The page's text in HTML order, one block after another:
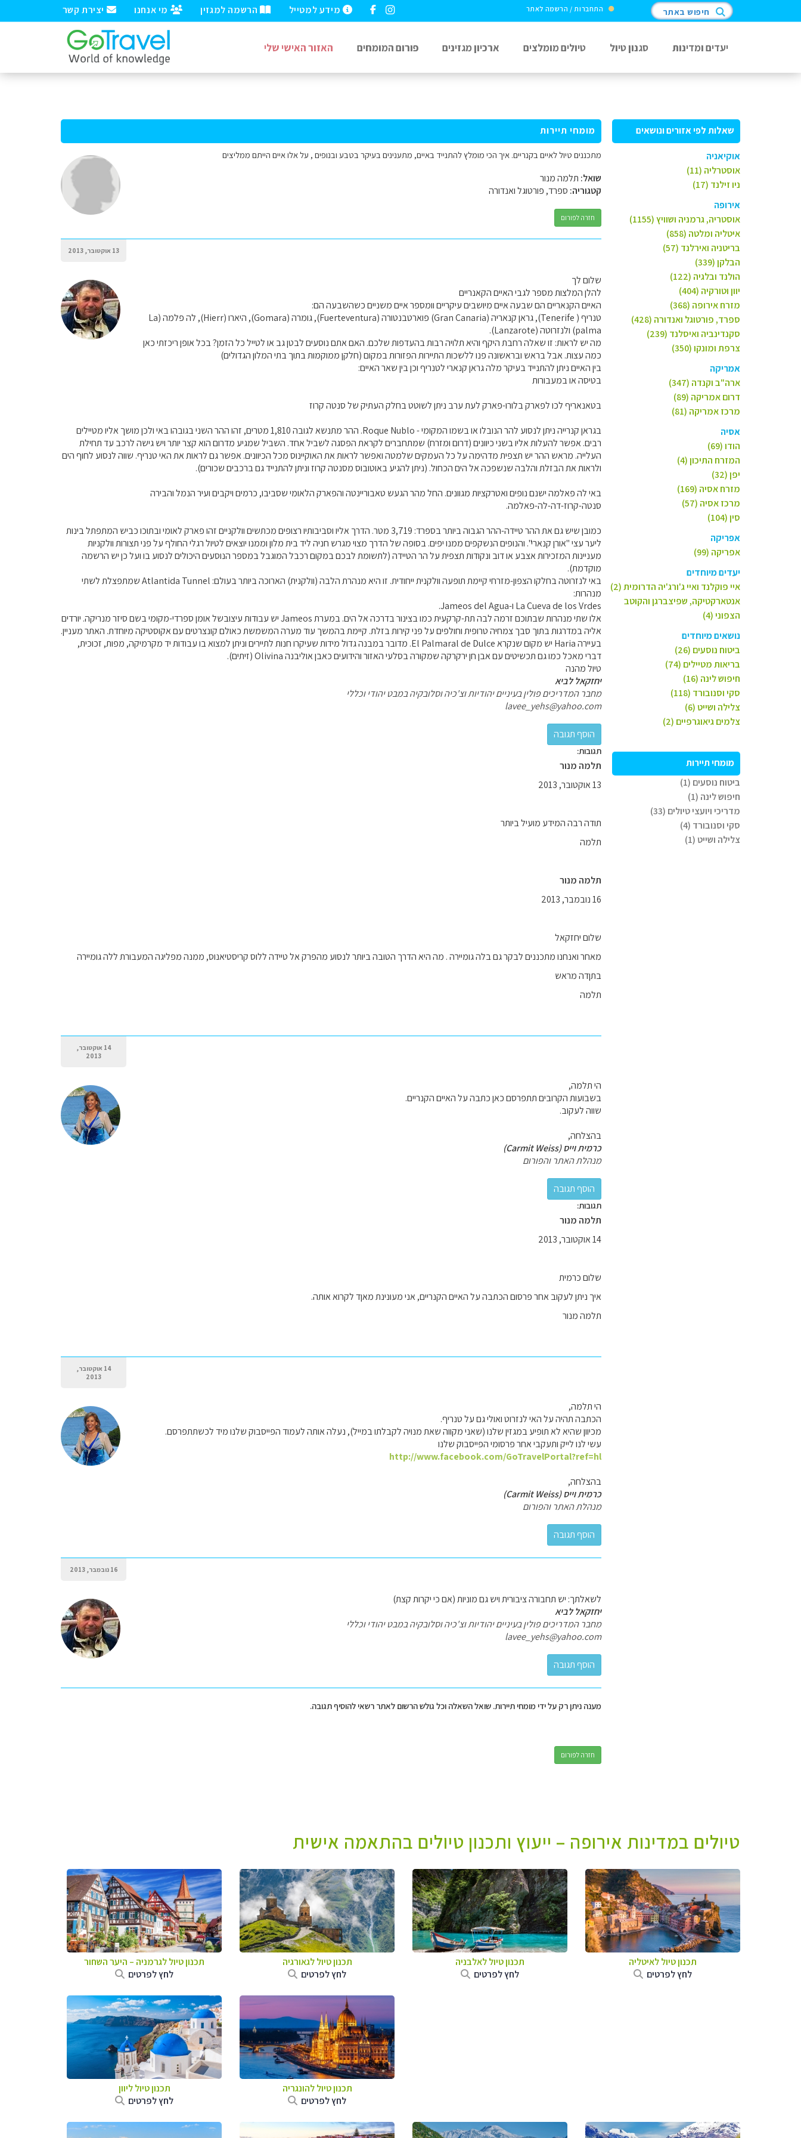
יצירת קשר מי אנחנו הרשמה למגזין מידע למטייל התחברות / הרשמה לאתר חיפוש באתר
יעדים ומדינות סגנון טיול טיולים מומלצים ארכיון מגזינים פורום המומחים האזור האישי שלי
שאלות לפי אזורים ונושאים
אוקיאניה
אוסטרליה (11)
ניו זילנד (17)
אירופה
אוסטריה, גרמניה ושוויץ (1155)
איטליה ומלטה (858)
בריטניה ואירלנד (57)
הבלקן (339)
הולנד ובלגיה (122)
יוון וטורקיה (404)
מזרח אירופה (368)
ספרד, פורטוגל ואנדורה (428)
סקנדינביה ואיסלנד (239)
צרפת ומונקו (350)
אמריקה
ארה"ב וקנדה (347)
דרום אמריקה (89)
מרכז אמריקה (81)
אסיה
הודו (69)
המזרח התיכון (4)
יפן (32)
מזרח אסיה (169)
מרכז אסיה (57)
סין (104)
אפריקה
אפריקה (99)
יעדים מיוחדים
איי פוקלנד ואיי ג'ורג'יה הדרומית (2)
אנטארקטיקה, שפיצברגן והקוטב
הצפוני (4)
נושאים מיוחדים
ביטוח נוסעים (26)
בריאות מטיילים (74)
חיפוש לינה (16)
סקי וסנובורד (118)
צלילה ושייט (6)
צלמים גיאוגרפיים (2)
מומחי תיירות
ביטוח נוסעים (1)
חיפוש לינה (1)
מדריכי ויועצי טיולים (33)
סקי וסנובורד (4)
צלילה ושייט (1)
מומחי תיירות
מתכננים טיול לאיים בקנריים. איך הכי מומלץ להתנייד באיים, מתענינים בעיקר בטבע ובנופים , על אלו איים הייתם ממליצים
שואל: תלמה מנור
קטגוריה: ספרד, פורטוגל ואנדורה
חזרה לפורום
13 אוקטובר, 2013
שלום לך
להלן המלצות מספר לגבי האיים הקאנריים
האיים הקנאריים הם שבעה איים מיושבים עיקריים וומספר איים משניים כשהשבעה הם:
טנריף ( Tenerife), גראן קנאריה (Gran Canaria) פוארטבנטורה (Fuerteventura), גומרה (Gomara), היארו (Hierr), לה פלמה (La
palma) ולנזרוטה (Lanzarote).
מה יש לראות: זו שאלה רחבת היקף והיא תלויה רבות בהעדפות שלכם. האם אתם נוסעים לבטן גב או לטייל כל הזמן? בכל אופן ריכזתי כאן
כמה עצות. אבל בראש ובראשונה פנו ללשכות התיירות הפזורות במקום (חלקן ממוקמות בתוך בתי המלון הגדולים)
בין האיים ניתן להתנייד בעיקר מלה גראן קנארי לטנריף וכן בין שאר האיים:
בטיסה או במעבורות
בטאנאריף לכו לפארק בלורו-פארק לעת ערב ניתן לשוטט בחלק העתיק של סנטה קרוז
בגראן קנרייה ניתן לנסוע להר הנובלו או בשמו המקומי - Roque Nublo. ההר מתנשא לגובה 1,810 מטרים, זהו ההר השני בגובהו באי ולכן מושך אליו מטיילים
רבים. אפשר להעלות אליו בשני כיוונים (דרום ומזרח) שמתחברים לקראת הפסגה לשביל אחד. השביל שמגיע מדרום הוא קצר יותר ויש גישה לרכב עד תחילת
העלייה. מראש ההר יש תצפית מדהימה על כל העמקים שלמטה ואפשר לראות את האוקיינוס מכל הכיוונים. אפשר גם לראות את האי טנריף. שווה לנסוע לחוף הים
ולראות את הבזלת והלבה שנשפכה אל הים הכחול. (ניתן להגיע באוטובוס מסנטה קרוז וניתן להתנייד גם ברכבים שכורים).
באי לה פאלמה ישנם נופים ואטרקציות מגוונים. החל מהר הגעש טאבוריינטה והפארק הלאומי שסביבו, כרמים ויקבים ועיר הנמל והבירה
סנטה-קרוז-דה-לה-פאלמה.
כמובן שיש גם את ההר טיידה-ההר הגבוה ביותר בספרד: 3,719 מטר. הדרך אליו וסביבותיו רצופים מכתשים וולקניים זהו פארק לאומי ובתוכו כביש המתפתל בינות
ליער עצי "אורן קנארי". והנופים הנשקפים ממנו יפים. בסופה של הדרך מצוי מגרש חניה ליד בית מלון וממנו יוצאים לטיול רגלי החולף על פני תצורות וולקניות
מעניינות המזכירות אצבע או דוב ונקודות תצפית על הר הטיידה (לתשומת לבכם במקום רכבל המוגבל במספר הנוסעים היכולים לנסוע בו ועל כן יש הרשמה
מוקדמת).
באי לנזרוטה בחלקו הצפון-מזרחי קיימת תופעה וולקנית ייחודית. זו היא מנהרת הלבה (וולקנית) הארוכה ביותר בעולם: Atlantida Tunnel שמתפצלת לשתי
מנהרות:
La Cueva de los Vrdes ו-Jameos del Agua.
אלו שתי מנהרות שבתוכם זרמה לבה תת-קרקעית כמו בצינור בדרכה אל הים. במערת Jameos יש עבודות עיצובשל אומן ספרדי-מקומי בשם סיזר מנריקה. יורדים
אליה במדרגות בתוך סבך צמחיה טרופית וחולפים על פני קירות בזלת. קיימת בהמשך עוד מערה המשמשת כאולם קונצרטים עם אקוסטיקה מיוחדת. האתר מעניין.
בעיירה Haria יש מקום שנקרא El Palmaral de Dulce. מדובר במבנה גדול מידות שעיקרו חנות לתיירים וניתן למצוא בו עבודות יד מקרמיקה, מפות, זכוכית,
דברי מאכל כמו גם תכשיטים עם אבן חן ירקרקה שמקורה בסלעי האזור והידועים כאבן אוליבנה Olivina (זיתים).
טיול מהנה
יחזקאל לביא
מחבר המדריכים פולין בעיניים יהודיות וצ'כיה וסלובקיה במבט יהודי וכללי
lavee_yehs@yahoo.com
תגובות:
תלמה מנור
13 אוקטובר, 2013
תודה רבה המידע מועיל ביותר
תלמה
תלמה מנור
16 נובמבר, 2013
שלום יחזקאל
מאחר ואנחנו מתכננים לבקר גם בלה גומיירה . מה היא הדרך הטובה ביותר לנסוע מהפרק אל טיידה ללוס קריסטיאנוס, ממנה מפליגה המעבורת ללה גומיירה
בתןדה מראש
תלמה
14 אוקטובר,
2013
הי תלמה,
בשבועות הקרובים תתפרסם כאן כתבה על האיים הקנריים.
שווה לעקוב.
בהצלחה,
כרמית וייס (Carmit Weiss)
מנהלת האתר והפורום
תגובות:
תלמה מנור
14 אוקטובר, 2013
שלום כרמית
איך ניתן לעקוב אחר פרסום הכתבה על האיים הקנריים, אני מעונינת מאןד לקרוא אותה.
תלמה מנור
14 אוקטובר,
2013
הי תלמה,
הכתבה תהיה על האי לנזרוט ואולי גם על טנריף.
מכיוון שהיא לא תופיע במגזין שלנו (שאני מקווה שאת מנויה לקבלתו במייל), נעלה אותה לעמוד הפייסבוק שלנו מיד לכשתתפרסם.
עשי לנו לייק ותעקבי אחר פרסומי הפייסבוק שלנו
http://www.facebook.com/GoTravelPortal?ref=hl
בהצלחה,
כרמית וייס (Carmit Weiss)
מנהלת האתר והפורום
16 נובמבר, 2013
לשאלתך: יש תחבורה ציבורית ויש גם מוניות (אם כי יקרות קצת)
יחזקאל לביא
מחבר המדריכים פולין בעיניים יהודיות וצ'כיה וסלובקיה במבט יהודי וכללי
lavee_yehs@yahoo.com
מענה ניתן רק על ידי מומחי תיירות. שואל השאלה וכל גולש הרשום לאתר רשאי להוסיף תגובה.
חזרה לפורום
טיולים במדינות אירופה – ייעוץ ותכנון טיולים בהתאמה אישית
תכנון טיול לאיטליה
לחץ לפרטים
תכנון טיול לאלבניה
לחץ לפרטים
תכנון טיול לגאורגיה
לחץ לפרטים
תכנון טיול לגרמניה – היער השחור
לחץ לפרטים
תכנון טיול להונגריה
לחץ לפרטים
תכנון טיול ליוון
לחץ לפרטים